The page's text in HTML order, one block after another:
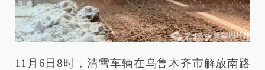
11月6日8时，清雪车辆在乌鲁木齐市解放南路